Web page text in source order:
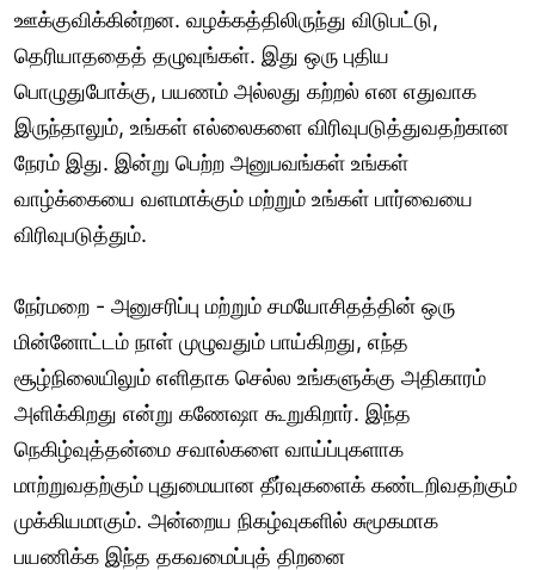
ஊக்குவிக்கின்றன. வழக்கத்திலிருந்து விடுபட்டு,
தெரியாததைத் தழுவுங்கள். இது ஒரு புதிய
பொழுதுபோக்கு, பயணம் அல்லது கற்றல் என எதுவாக
இருந்தாலும், உங்கள் எல்லைகளை விரிவுபடுத்துவதற்கான
நேரம் இது. இன்று பெற்ற அனுபவங்கள் உங்கள்
வாழ்க்கையை வளமாக்கும் மற்றும் உங்கள் பார்வையை
விரிவுபடுத்தும்.
நேர்மறை - அனுசரிப்பு மற்றும் சமயோசிதத்தின் ஒரு
மின்னோட்டம் நாள் முழுவதும் பாய்கிறது, எந்த
சூழ்நிலையிலும் எளிதாக செல்ல உங்களுக்கு அதிகாரம்
அளிக்கிறது என்று கணேஷா கூறுகிறார். இந்த
நெகிழ்வுத்தன்மை சவால்களை வாய்ப்புகளாக
மாற்றுவதற்கும் புதுமையான தீர்வுகளைக் கண்டறிவதற்கும்
முக்கியமாகும். அன்றைய நிகழ்வுகளில் சுமூகமாக
பயணிக்க இந்த தகவமைப்புத் திறனை